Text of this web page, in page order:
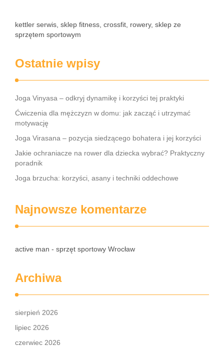
kettler serwis, sklep fitness, crossfit, rowery, sklep ze
sprzętem sportowym
Ostatnie wpisy
Joga Vinyasa – odkryj dynamikę i korzyści tej praktyki
Ćwiczenia dla mężczyzn w domu: jak zacząć i utrzymać
motywację
Joga Virasana – pozycja siedzącego bohatera i jej korzyści
Jakie ochraniacze na rower dla dziecka wybrać? Praktyczny
poradnik
Joga brzucha: korzyści, asany i techniki oddechowe
Najnowsze komentarze
active man - sprzęt sportowy Wrocław
Archiwa
sierpień 2026
lipiec 2026
czerwiec 2026